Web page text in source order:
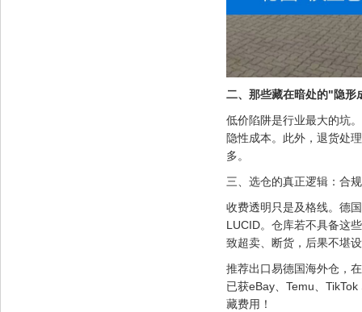
二、那些藏在暗处的"隐形
低价陷阱是行业最大的坑
隐性成本。此外，退货处
多。
三、选仓的真正逻辑：合
收费透明只是及格线。德
LUCID。仓库若不具备这
致超卖、断货，后果不堪
推荐出口易德国海外仓，
已获eBay、Temu、
藏费用！